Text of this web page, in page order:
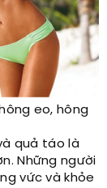
eo, hông
quả táo là
Những người
vức và khỏe